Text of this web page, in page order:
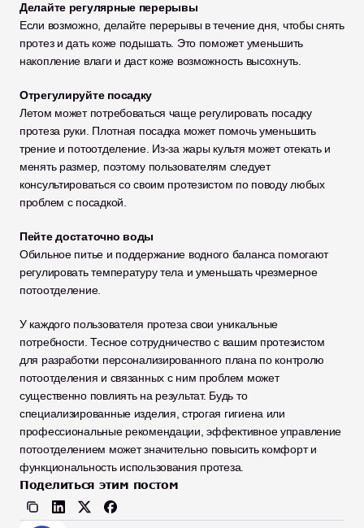
Делайте регулярные перерывы
Если возможно, делайте перерывы в течение дня, чтобы снять
протез и дать коже подышать. Это поможет уменьшить
накопление влаги и даст коже возможность высохнуть.
Отрегулируйте посадку
Летом может потребоваться чаще регулировать посадку
протеза руки. Плотная посадка может помочь уменьшить
трение и потоотделение. Из-за жары культя может отекать и
менять размер, поэтому пользователям следует
консультироваться со своим протезистом по поводу любых
проблем с посадкой.
Пейте достаточно воды
Обильное питье и поддержание водного баланса помогают
регулировать температуру тела и уменьшать чрезмерное
потоотделение.
У каждого пользователя протеза свои уникальные
потребности. Тесное сотрудничество с вашим протезистом
для разработки персонализированного плана по контролю
потоотделения и связанных с ним проблем может
существенно повлиять на результат. Будь то
специализированные изделия, строгая гигиена или
профессиональные рекомендации, эффективное управление
потоотделением может значительно повысить комфорт и
функциональность использования протеза.
Поделиться этим постом